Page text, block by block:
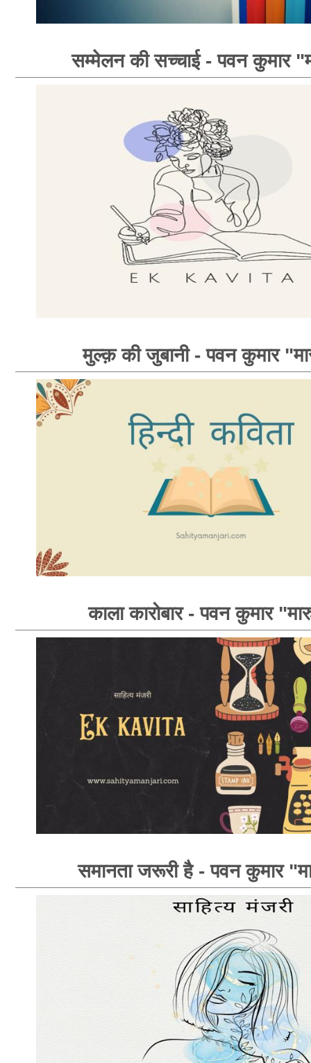
सम्मेलन की सच्चाई - पवन कुमार
मुल्क़ की जुबानी - पवन कुमार
काला कारोबार - पवन कुमार
समानता जरूरी है - पवन कुमार